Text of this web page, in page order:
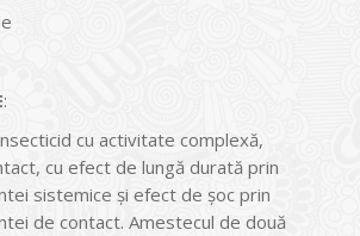
:
cu activitate complexă,
cu efect de lungă durată prin
sistemice și efect de șoc prin
de contact. Amestecul de două